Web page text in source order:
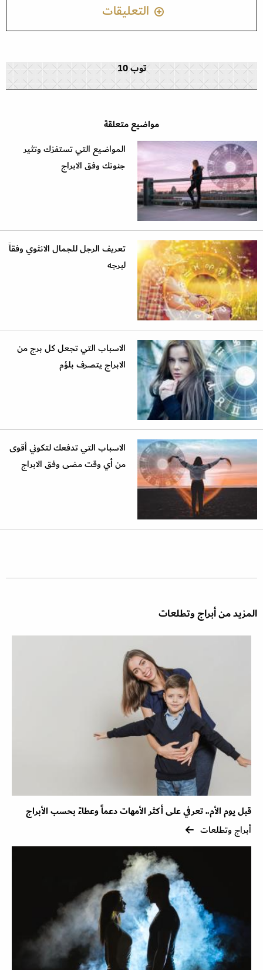
التعليقات
توب 10
مواضيع متعلقة
المواضيع التي تستفزك وتثير
جنونك وفق الابراج
تعريف الرجل للجمال الانثوي وفقاً
لبرجه
الاسباب التي تجعل كل برج من
الابراج يتصرف بلؤم
الاسباب التي تدفعك لتكوني أقوى
من أي وقت مضى وفق الابراج
المزيد من أبراج وتطلعات
قبل يوم الأم.. تعرفي على أكثر الأمهات دعماً وعطاءً بحسب الأبراج
أبراج وتطلعات